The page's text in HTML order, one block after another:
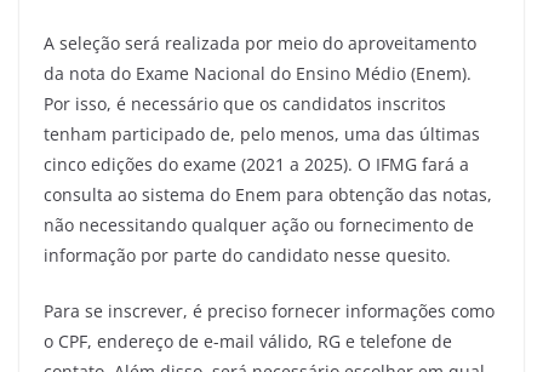
A seleção será realizada por meio do aproveitamento
da nota do Exame Nacional do Ensino Médio (Enem).
Por isso, é necessário que os candidatos inscritos
tenham participado de, pelo menos, uma das últimas
cinco edições do exame (2021 a 2025). O IFMG fará a
consulta ao sistema do Enem para obtenção das notas,
não necessitando qualquer ação ou fornecimento de
informação por parte do candidato nesse quesito.
Para se inscrever, é preciso fornecer informações como
o CPF, endereço de e-mail válido, RG e telefone de